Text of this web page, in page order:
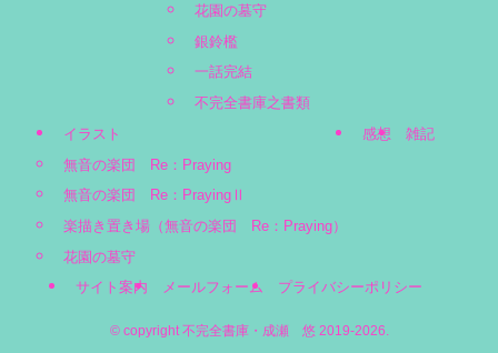
花園の墓守
銀鈴檻
一話完結
不完全書庫之書類
イラスト
無音の楽団 Re：Praying
無音の楽団 Re：PrayingⅡ
楽描き置き場（無音の楽団 Re：Praying）
花園の墓守
感想 雑記
サイト案内 メールフォーム プライバシーポリシー
©copyright 不完全書庫・成瀬 悠 2019-2026.